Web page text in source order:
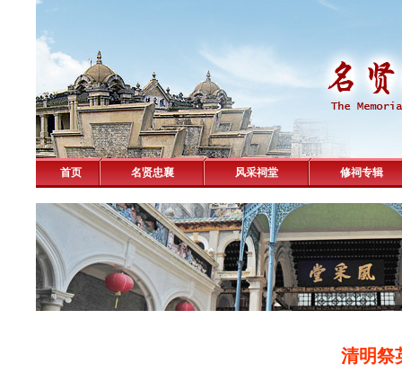
首页 名贤忠襄 风采祠堂 修祠专辑
清明祭